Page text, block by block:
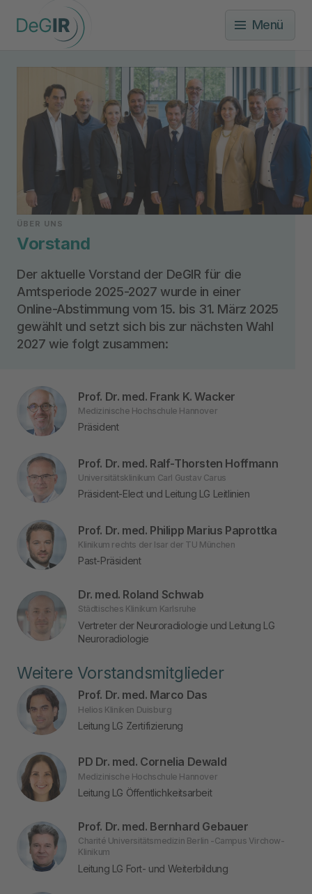
Menü
ÜBER UNS
Vorstand
Der aktuelle Vorstand der DeGIR für die
Amtsperiode 2025-2027 wurde in einer
Online-Abstimmung vom 15. bis 31. März 2025
gewählt und setzt sich bis zur nächsten Wahl
2027 wie folgt zusammen:
Prof. Dr. med. Frank K. Wacker
Medizinische Hochschule Hannover
Präsident
Prof. Dr. med. Ralf-Thorsten Hoffmann
Universitätsklinikum Carl Gustav Carus
Präsident-Elect und Leitung LG Leitlinien
Prof. Dr. med. Philipp Marius Paprottka
Klinikum rechts der Isar der TU München
Past-Präsident
Dr. med. Roland Schwab
Städtisches Klinikum Karlsruhe
Vertreter der Neuroradiologie und Leitung LG
Neuroradiologie
Weitere Vorstandsmitglieder
Prof. Dr. med. Marco Das
Helios Kliniken Duisburg
Leitung LG Zertifizierung
PD Dr. med. Cornelia Dewald
Medizinische Hochschule Hannover
Leitung LG Öffentlichkeitsarbeit
Prof. Dr. med. Bernhard Gebauer
Charité Universitätsmedizin Berlin -Campus Virchow-
Klinikum
Leitung LG Fort- und Weiterbildung